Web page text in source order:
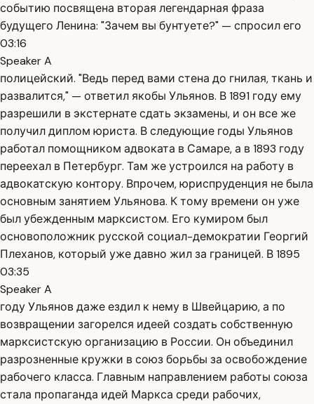
событию посвящена вторая легендарная фраза
будущего Ленина: "Зачем вы бунтуете?" — спросил его
03:16
Speaker A
полицейский. "Ведь перед вами стена до гнилая, ткань и
развалится," — ответил якобы Ульянов. В 1891 году ему
разрешили в экстернате сдать экзамены, и он все же
получил диплом юриста. В следующие годы Ульянов
работал помощником адвоката в Самаре, а в 1893 году
переехал в Петербург. Там же устроился на работу в
адвокатскую контору. Впрочем, юриспруденция не была
основным занятием Ульянова. К тому времени он уже
был убежденным марксистом. Его кумиром был
основоположник русской социал-демократии Георгий
Плеханов, который уже давно жил за границей. В 1895
03:35
Speaker A
году Ульянов даже ездил к нему в Швейцарию, а по
возвращении загорелся идеей создать собственную
марксистскую организацию в России. Он объединил
разрозненные кружки в союз борьбы за освобождение
рабочего класса. Главным направлением работы союза
стала пропаганда идей Маркса среди рабочих,